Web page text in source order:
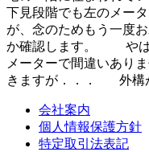
下見段階でも左のメー
が、念のためもう一度
か確認します。 やは
メーターで間違いあり
きますが．．． 外構
会社案内
個人情報保護方針
特定取引法表記